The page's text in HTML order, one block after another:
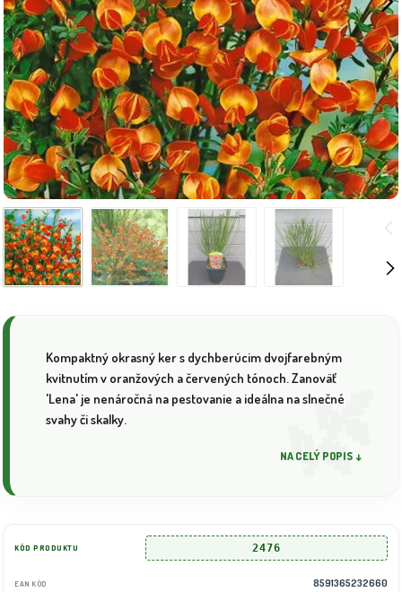
Kompaktný okrasný ker s dychberúcim dvojfarebným
kvitnutím v oranžových a červených tónoch. Zanoväť
'Lena' je nenáročná na pestovanie a ideálna na slnečné
svahy či skalky.
NA CELÝ POPIS ↓
KÓD PRODUKTU 2476
EAN KÓD 8591365232660